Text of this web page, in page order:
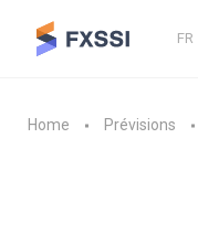
FR
Home Prévisions